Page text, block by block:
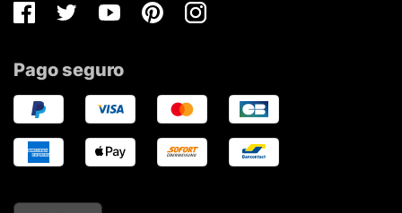
FacebookTwitterYoutubePinterestInstagram
Pago seguro